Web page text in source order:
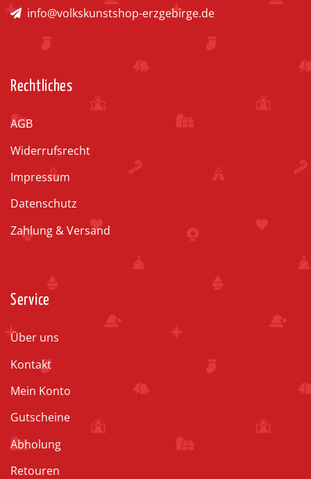
info@volkskunstshop-erzgebirge.de
Rechtliches
AGB
Widerrufsrecht
Impressum
Datenschutz
Zahlung & Versand
Service
Über uns
Kontakt
Mein Konto
Gutscheine
Abholung
Retouren